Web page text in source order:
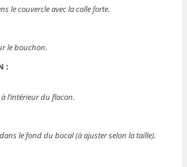
le couvercle avec la colle forte.
le bouchon.
:
l’intérieur du flacon.
le fond du bocal (à ajuster selon la taille).